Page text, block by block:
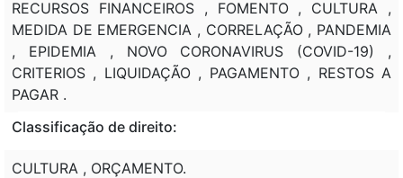
RECURSOS FINANCEIROS , FOMENTO , CULTURA ,
MEDIDA DE EMERGENCIA , CORRELAÇÃO , PANDEMIA
, EPIDEMIA , NOVO CORONAVIRUS (COVID-19) ,
CRITERIOS , LIQUIDAÇÃO , PAGAMENTO , RESTOS A
PAGAR .
Classificação de direito:
CULTURA , ORÇAMENTO.